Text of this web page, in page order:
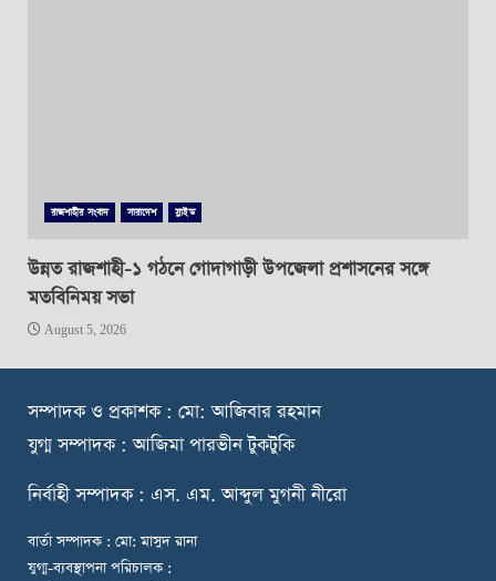
রাজশাহীর সংবাদ সারাদেশ স্লাইড
উন্নত রাজশাহী-১ গঠনে গোদাগাড়ী উপজেলা প্রশাসনের সঙ্গে
মতবিনিময় সভা
August 5, 2026
সম্পাদক ও প্রকাশক : মো: আজিবার রহমান
যুগ্ম সম্পাদক : আজিমা পারভীন টুকটুকি
নির্বাহী সম্পাদক : এস. এম. আব্দুল মুগনী নীরো
বার্তা সম্পাদক : মো: মাসুদ রানা
যুগ্ম-ব্যবস্থাপনা পরিচালক :